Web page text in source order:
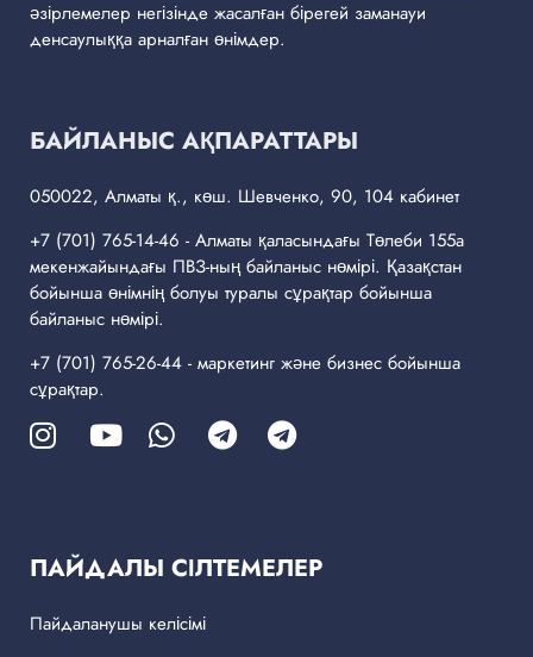
әзірлемелер негізінде жасалған бірегей заманауи
денсаулыққа арналған өнімдер.
БАЙЛАНЫС АҚПАРАТТАРЫ
050022, Алматы қ., көш. Шевченко, 90, 104 кабинет
+7 (701) 765-14-46 - Алматы қаласындағы Төлеби 155а
мекенжайындағы ПВЗ-ның байланыс нөмірі. Қазақстан
бойынша өнімнің болуы туралы сұрақтар бойынша
байланыс нөмірі.
+7 (701) 765-26-44 - маркетинг және бизнес бойынша
сұрақтар.
ПАЙДАЛЫ СІЛТЕМЕЛЕР
Пайдаланушы келісімі